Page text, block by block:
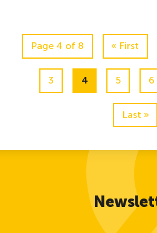
Page 4 of 8 « First
3 4 5 6
Last »